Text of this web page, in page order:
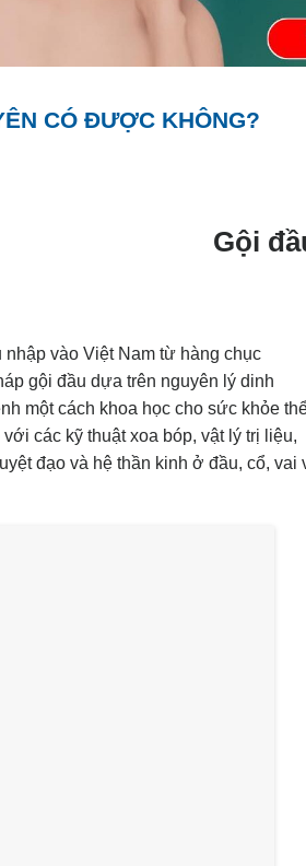
CÓ ĐƯỢC KHÔNG?
Gội
vào Việt Nam từ hàng chục
gội đầu dựa trên nguyên lý dinh
một cách khoa học cho sức khỏe
các kỹ thuật xoa bóp, vật lý trị liệu,
đạo và hệ thần kinh ở đầu, cổ, vai